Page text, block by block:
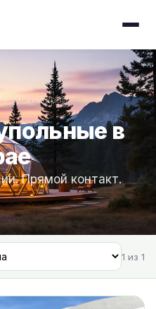
край
в
Прямой контакт.
1 из 1